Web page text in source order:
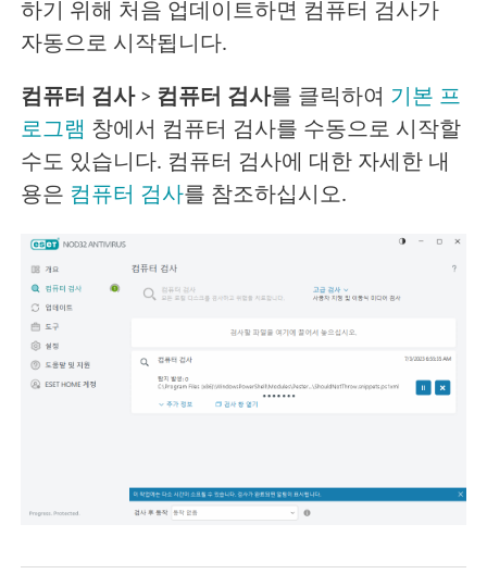
하기 위해 처음 업데이트하면 컴퓨터 검사가
자동으로 시작됩니다.
컴퓨터 검사> 컴퓨터 검사를 클릭하여 기본 프
로그램 창에서 컴퓨터 검사를 수동으로 시작할
수도 있습니다. 컴퓨터 검사에 대한 자세한 내
용은 컴퓨터 검사를 참조하십시오.